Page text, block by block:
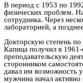
В период с 1953 по
физических проблем.
сотрудника. Через
лабораторией, а
Докторскую степень
Капица получил в
преподавательскую
сторонником
давал им возможность
мужчина начал активно